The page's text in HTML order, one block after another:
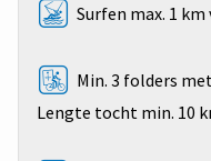
Surfen max. 1
Min. 3 folders
Lengte tocht min. 10